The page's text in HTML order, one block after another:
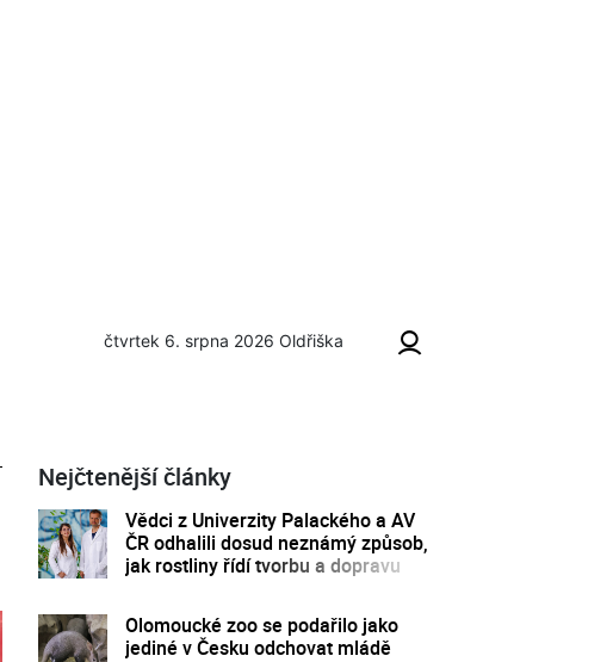
čtvrtek 6. srpna 2026 Oldřiška
Nejčtenější články
Vědci z Univerzity Palackého a AV
ČR odhalili dosud neznámý způsob,
jak rostliny řídí tvorbu a dopravu
Olomoucké zoo se podařilo jako
jediné v Česku odchovat mládě